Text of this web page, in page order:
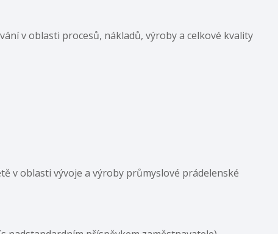
v oblasti procesů, nákladů, výroby a celkové kvality
v oblasti vývoje a výroby průmyslové prádelenské